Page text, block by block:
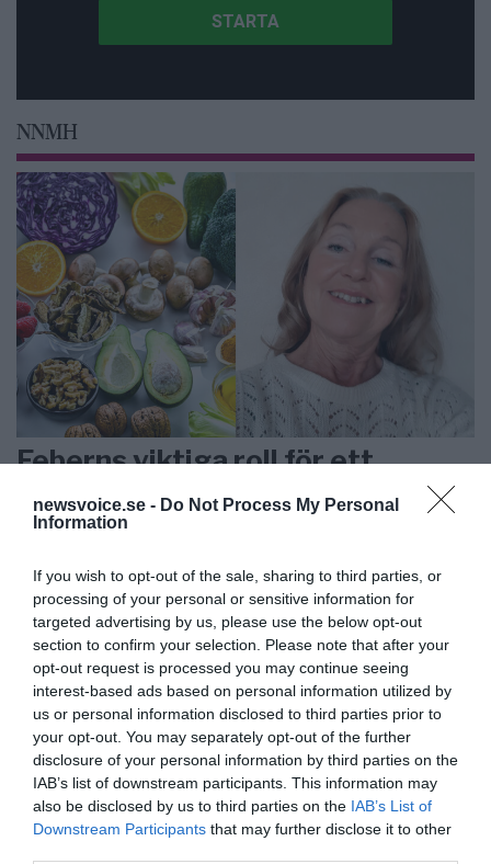
newsvoice.se - Do Not Process My Personal
Information
If you wish to opt-out of the sale, sharing to third parties, or
processing of your personal or sensitive information for
targeted advertising by us, please use the below opt-out
section to confirm your selection. Please note that after your
opt-out request is processed you may continue seeing
interest-based ads based on personal information utilized by
us or personal information disclosed to third parties prior to
your opt-out. You may separately opt-out of the further
disclosure of your personal information by third parties on the
IAB’s list of downstream participants. This information may
also be disclosed by us to third parties on the IAB’s List of
Downstream Participants that may further disclose it to other
NNMH
Feberns viktiga roll för ett
välfungerande immunsystem